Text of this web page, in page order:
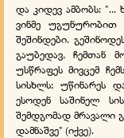
და კიდევ ამბობს:
ვინმე უგუნურობით
შეშინდები.
გაუბედავ, ჩემთან
უსწრაფეს მივცემ
სისხლს; უწინარეს
ესოდენ საშინელ
შემდგომად მრავალი
დამნაშვე" (იქვე).